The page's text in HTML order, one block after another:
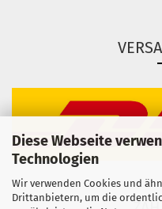
Diese Webseite
Technologien
Wir verwenden Cookies und
Drittanbietern, um die